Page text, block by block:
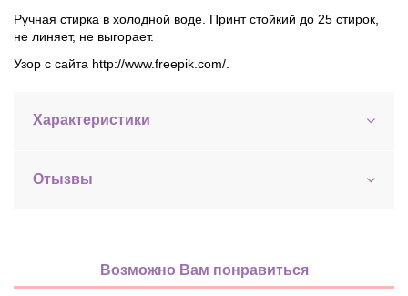
Ручная стирка в холодной воде. Принт стойкий до 25 стирок,
не линяет, не выгорает.
Узор с сайта http://www.freepik.com/.
Характеристики
Отызвы
Возможно Вам понравиться